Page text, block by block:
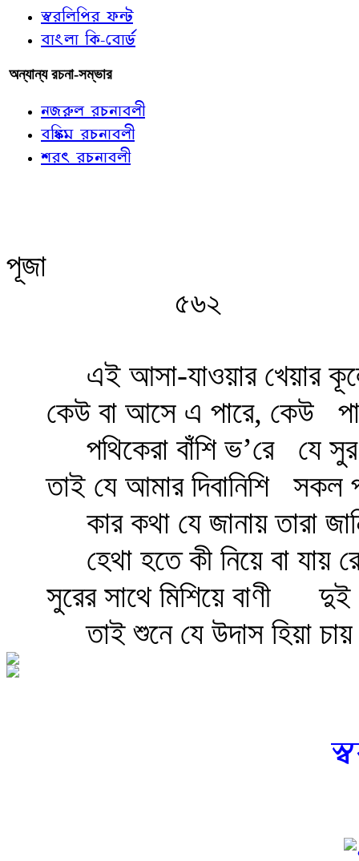
স্বরলিপির ফন্ট
বাংলা কি-বোর্ড
অন্যান্য রচনা-সম্ভার
নজরুল রচনাবলী
বঙ্কিম রচনাবলী
শরৎ রচনাবলী
পূজা
৫৬২
এই আসা-যাওয়ার খেয়ার
কেউ বা আসে এ পারে, কেউ
পথিকেরা বাঁশি ভ’রে
যে
তাই যে আমার দিবানিশি
সকল
কার কথা যে জানায় তারা
হেথা হতে কী নিয়ে বা যায়
সুরের সাথে মিশিয়ে বাণী
দুই
তাই শুনে যে উদাস হিয়া